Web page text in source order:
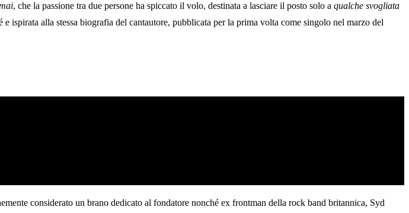
, che la passione tra due persone ha spiccato il volo, destinata a lasciare il posto solo a qualche svogliata
ispirata alla stessa biografia del cantautore, pubblicata per la prima volta come singolo nel marzo del
considerato un brano dedicato al fondatore nonché ex frontman della rock band britannica, Syd